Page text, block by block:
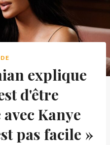
explique
d'être
Kanye
pas facile »